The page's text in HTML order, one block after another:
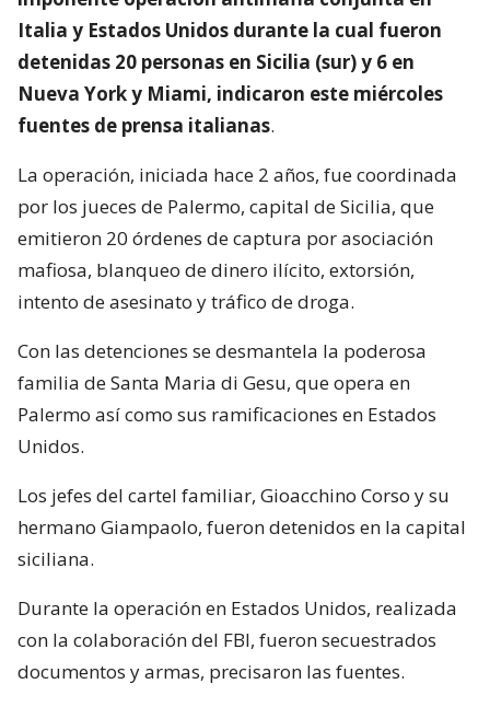
Italia y Estados Unidos durante la cual fueron
detenidas 20 personas en Sicilia (sur) y 6 en
Nueva York y Miami, indicaron este miércoles
fuentes de prensa italianas.
La operación, iniciada hace 2 años, fue coordinada
por los jueces de Palermo, capital de Sicilia, que
emitieron 20 órdenes de captura por asociación
mafiosa, blanqueo de dinero ilícito, extorsión,
intento de asesinato y tráfico de droga.
Con las detenciones se desmantela la poderosa
familia de Santa Maria di Gesu, que opera en
Palermo así como sus ramificaciones en Estados
Unidos.
Los jefes del cartel familiar, Gioacchino Corso y su
hermano Giampaolo, fueron detenidos en la capital
siciliana.
Durante la operación en Estados Unidos, realizada
con la colaboración del FBI, fueron secuestrados
documentos y armas, precisaron las fuentes.